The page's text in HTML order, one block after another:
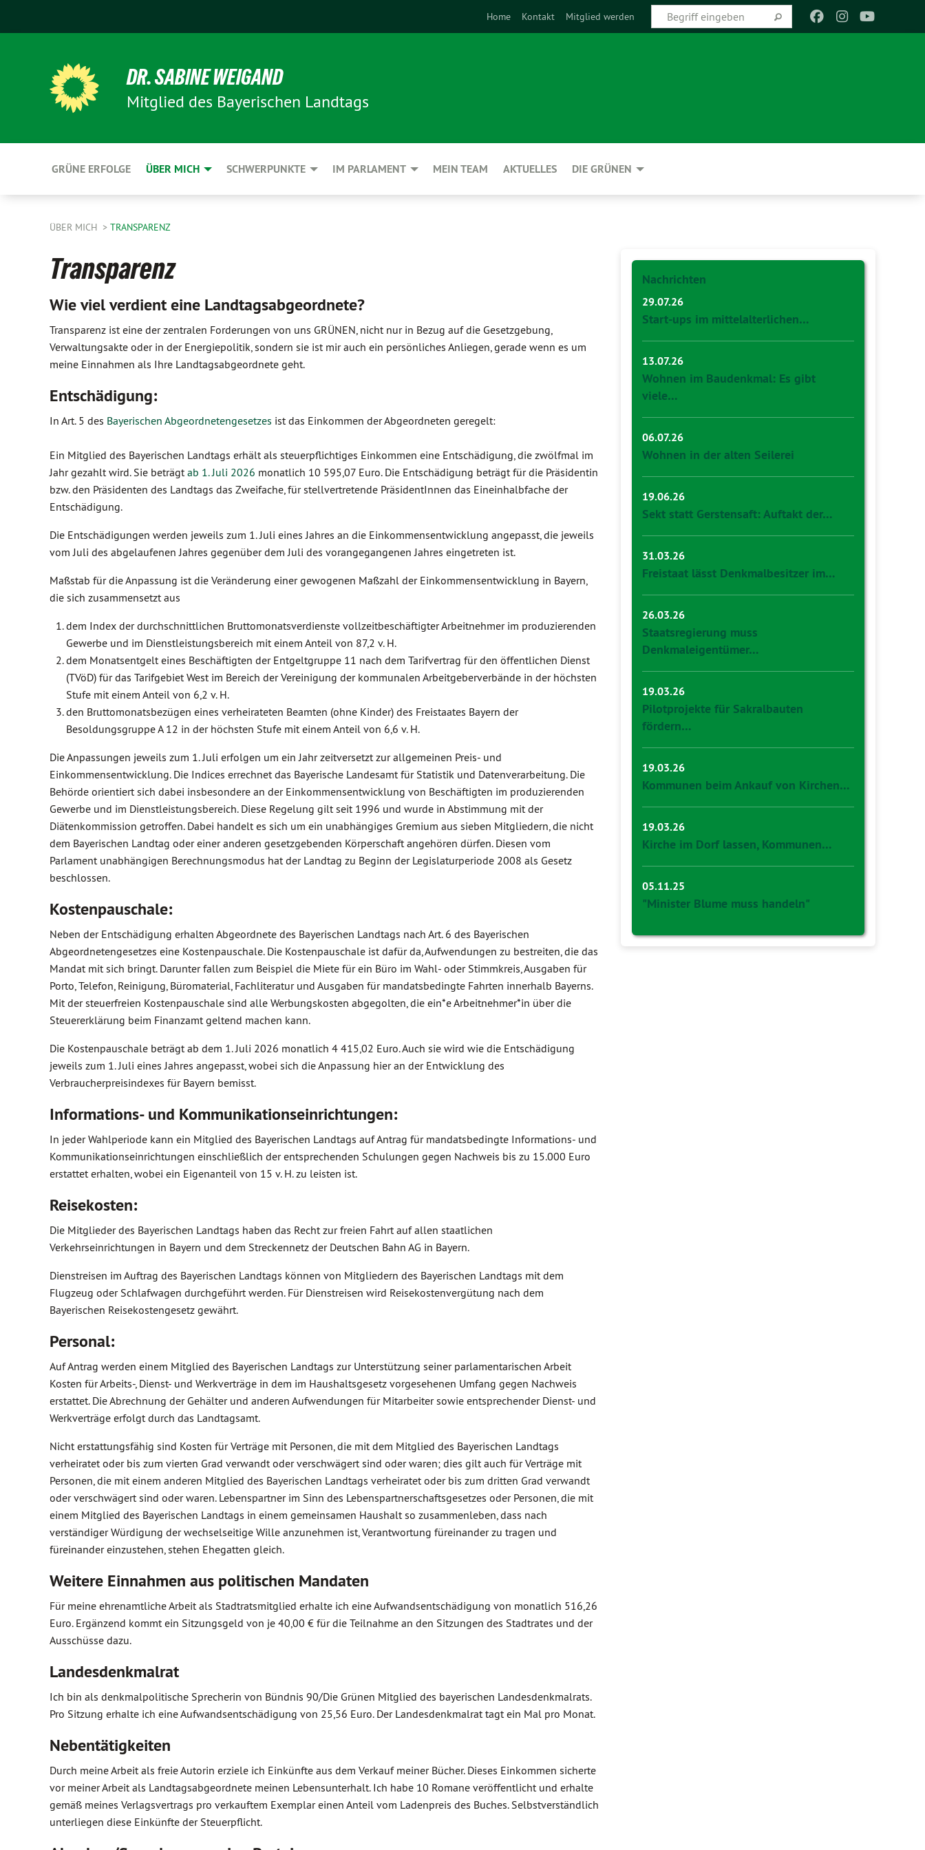
Home Kontakt Mitglied werden
DR. SABINE WEIGAND
Mitglied des Bayerischen Landtags
GRÜNE ERFOLGE ÜBER MICH SCHWERPUNKTE IM PARLAMENT MEIN TEAM AKTUELLES DIE GRÜNEN
ÜBER MICH TRANSPARENZ
Transparenz
Wie viel verdient eine Landtagsabgeordnete?
Transparenz ist eine der zentralen Forderungen von uns GRÜNEN, nicht nur in Bezug auf die Gesetzgebung,
Verwaltungsakte oder in der Energiepolitik, sondern sie ist mir auch ein persönliches Anliegen, gerade wenn es um
meine Einnahmen als Ihre Landtagsabgeordnete geht.
Entschädigung:
In Art. 5 des Bayerischen Abgeordnetengesetzes ist das Einkommen der Abgeordneten geregelt:
Ein Mitglied des Bayerischen Landtags erhält als steuerpflichtiges Einkommen eine Entschädigung, die zwölfmal im
Jahr gezahlt wird. Sie beträgtab 1. Juli 2026 monatlich 10 595,07 Euro. Die Entschädigung beträgt für die Präsidentin
bzw. den Präsidenten des Landtags das Zweifache, für stellvertretende PräsidentInnen das Eineinhalbfache der
Entschädigung.
Die Entschädigungen werden jeweils zum 1. Juli eines Jahres an die Einkommensentwicklung angepasst, die jeweils
vom Juli des abgelaufenen Jahres gegenüber dem Juli des vorangegangenen Jahres eingetreten ist.
Maßstab für die Anpassung ist die Veränderung einer gewogenen Maßzahl der Einkommensentwicklung in Bayern,
die sich zusammensetzt aus
dem Index der durchschnittlichen Bruttomonatsverdienste vollzeitbeschäftigter Arbeitnehmer im produzierenden
Gewerbe und im Dienstleistungsbereich mit einem Anteil von 87,2 v. H.
dem Monatsentgelt eines Beschäftigten der Entgeltgruppe 11 nach dem Tarifvertrag für den öffentlichen Dienst
(TVöD) für das Tarifgebiet West im Bereich der Vereinigung der kommunalen Arbeitgeberverbände in der höchsten
Stufe mit einem Anteil von 6,2 v. H.
den Bruttomonatsbezügen eines verheirateten Beamten (ohne Kinder) des Freistaates Bayern der
Besoldungsgruppe A 12 in der höchsten Stufe mit einem Anteil von 6,6 v. H.
Die Anpassungen jeweils zum 1. Juli erfolgen um ein Jahr zeitversetzt zur allgemeinen Preis- und
Einkommensentwicklung. Die Indices errechnet das Bayerische Landesamt für Statistik und Datenverarbeitung. Die
Behörde orientiert sich dabei insbesondere an der Einkommensentwicklung von Beschäftigten im produzierenden
Gewerbe und im Dienstleistungsbereich. Diese Regelung gilt seit 1996 und wurde in Abstimmung mit der
Diätenkommission getroffen. Dabei handelt es sich um ein unabhängiges Gremium aus sieben Mitgliedern, die nicht
dem Bayerischen Landtag oder einer anderen gesetzgebenden Körperschaft angehören dürfen. Diesen vom
Parlament unabhängigen Berechnungsmodus hat der Landtag zu Beginn der Legislaturperiode 2008 als Gesetz
beschlossen.
Kostenpauschale:
Neben der Entschädigung erhalten Abgeordnete des Bayerischen Landtags nach Art. 6 des Bayerischen
Abgeordnetengesetzes eine Kostenpauschale. Die Kostenpauschale ist dafür da, Aufwendungen zu bestreiten, die das
Mandat mit sich bringt. Darunter fallen zum Beispiel die Miete für ein Büro im Wahl- oder Stimmkreis, Ausgaben für
Porto, Telefon, Reinigung, Büromaterial, Fachliteratur und Ausgaben für mandatsbedingte Fahrten innerhalb Bayerns.
Mit der steuerfreien Kostenpauschale sind alle Werbungskosten abgegolten, die ein*e Arbeitnehmer*in über die
Steuererklärung beim Finanzamt geltend machen kann.
Die Kostenpauschale beträgt ab dem 1. Juli 2026 monatlich 4 415,02 Euro. Auch sie wird wie die Entschädigung
jeweils zum 1. Juli eines Jahres angepasst, wobei sich die Anpassung hier an der Entwicklung des
Verbraucherpreisindexes für Bayern bemisst.
Informations- und Kommunikationseinrichtungen:
In jeder Wahlperiode kann ein Mitglied des Bayerischen Landtags auf Antrag für mandatsbedingte Informations- und
Kommunikationseinrichtungen einschließlich der entsprechenden Schulungen gegen Nachweis bis zu 15.000 Euro
erstattet erhalten, wobei ein Eigenanteil von 15 v. H. zu leisten ist.
Reisekosten:
Die Mitglieder des Bayerischen Landtags haben das Recht zur freien Fahrt auf allen staatlichen
Verkehrseinrichtungen in Bayern und dem Streckennetz der Deutschen Bahn AG in Bayern.
Dienstreisen im Auftrag des Bayerischen Landtags können von Mitgliedern des Bayerischen Landtags mit dem
Flugzeug oder Schlafwagen durchgeführt werden. Für Dienstreisen wird Reisekostenvergütung nach dem
Bayerischen Reisekostengesetz gewährt.
Personal:
Auf Antrag werden einem Mitglied des Bayerischen Landtags zur Unterstützung seiner parlamentarischen Arbeit
Kosten für Arbeits-, Dienst- und Werkverträge in dem im Haushaltsgesetz vorgesehenen Umfang gegen Nachweis
erstattet. Die Abrechnung der Gehälter und anderen Aufwendungen für Mitarbeiter sowie entsprechender Dienst- und
Werkverträge erfolgt durch das Landtagsamt.
Nicht erstattungsfähig sind Kosten für Verträge mit Personen, die mit dem Mitglied des Bayerischen Landtags
verheiratet oder bis zum vierten Grad verwandt oder verschwägert sind oder waren; dies gilt auch für Verträge mit
Personen, die mit einem anderen Mitglied des Bayerischen Landtags verheiratet oder bis zum dritten Grad verwandt
oder verschwägert sind oder waren. Lebenspartner im Sinn des Lebenspartnerschaftsgesetzes oder Personen, die mit
einem Mitglied des Bayerischen Landtags in einem gemeinsamen Haushalt so zusammenleben, dass nach
verständiger Würdigung der wechselseitige Wille anzunehmen ist, Verantwortung füreinander zu tragen und
füreinander einzustehen, stehen Ehegatten gleich.
Weitere Einnahmen aus politischen Mandaten
Für meine ehrenamtliche Arbeit als Stadtratsmitglied erhalte ich eine Aufwandsentschädigung von monatlich 516,26
Euro. Ergänzend kommt ein Sitzungsgeld von je 40,00 € für die Teilnahme an den Sitzungen des Stadtrates und der
Ausschüsse dazu.
Landesdenkmalrat
Ich bin als denkmalpolitische Sprecherin von Bündnis 90/Die Grünen Mitglied des bayerischen Landesdenkmalrats.
Pro Sitzung erhalte ich eine Aufwandsentschädigung von 25,56 Euro. Der Landesdenkmalrat tagt ein Mal pro Monat.
Nebentätigkeiten
Durch meine Arbeit als freie Autorin erziele ich Einkünfte aus dem Verkauf meiner Bücher. Dieses Einkommen sicherte
vor meiner Arbeit als Landtagsabgeordnete meinen Lebensunterhalt. Ich habe 10 Romane veröffentlicht und erhalte
gemäß meines Verlagsvertrags pro verkauftem Exemplar einen Anteil vom Ladenpreis des Buches. Selbstverständlich
unterliegen diese Einkünfte der Steuerpflicht.
Nachrichten
29.07.26
Start-ups im mittelalterlichen…
13.07.26
Wohnen im Baudenkmal: Es gibt
viele…
06.07.26
Wohnen in der alten Seilerei
19.06.26
Sekt statt Gerstensaft: Auftakt der…
31.03.26
Freistaat lässt Denkmalbesitzer im…
26.03.26
Staatsregierung muss
Denkmaleigentümer…
19.03.26
Pilotprojekte für Sakralbauten
fördern…
19.03.26
Kommunen beim Ankauf von Kirchen…
19.03.26
Kirche im Dorf lassen, Kommunen…
05.11.25
"Minister Blume muss handeln"